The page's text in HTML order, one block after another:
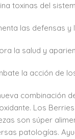
toxinas del
las defensas y
la salud y
la acción de
combinación
Los
son súper
patologías.